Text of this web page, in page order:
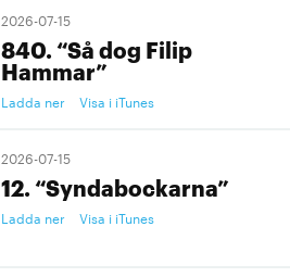
2026-07-15
840. “Så dog Filip
Hammar”
Ladda ner Visa i iTunes
2026-07-15
12. “Syndabockarna”
Ladda ner Visa i iTunes